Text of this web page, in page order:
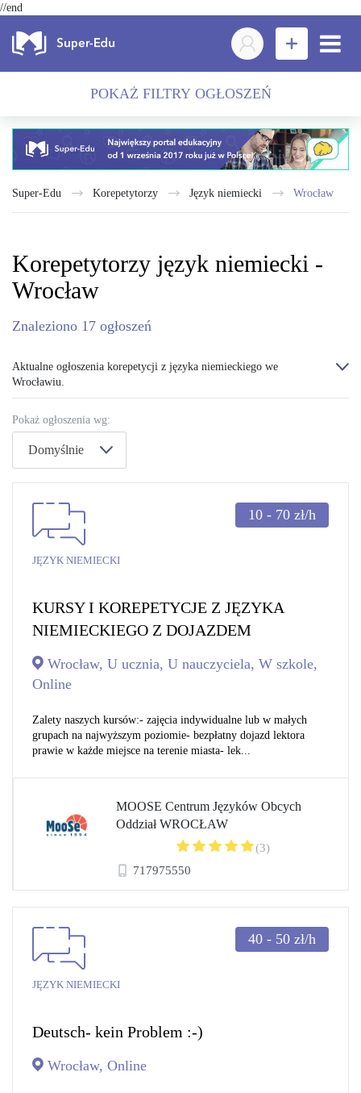
//end
POKAŻ FILTRY OGŁOSZEŃ
Super-Edu Korepetytorzy język niemiecki Wrocław
Korepetytorzy język niemiecki -
Wrocław
Znaleziono 17 ogłoszeń
Aktualne ogłoszenia korepetycji z języka niemieckiego we
Wrocławiu.
Pokaż ogłoszenia wg:
Domyślnie
JĘZYK NIEMIECKI
10 - 70 zł/h
KURSY I KOREPETYCJE Z JĘZYKA
NIEMIECKIEGO Z DOJAZDEM
Wrocław, U ucznia, U nauczyciela, W szkole,
Online
Zalety naszych kursów:- zajęcia indywidualne lub w małych
grupach na najwyższym poziomie- bezpłatny dojazd lektora
prawie w każde miejsce na terenie miasta- lek...
MOOSE Centrum Języków Obcych
Oddział WROCŁAW
(3)
717975550
JĘZYK NIEMIECKI
40 - 50 zł/h
Deutsch- kein Problem :-)
Wrocław, Online